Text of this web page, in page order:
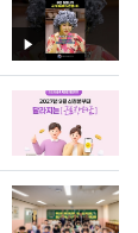
영
상